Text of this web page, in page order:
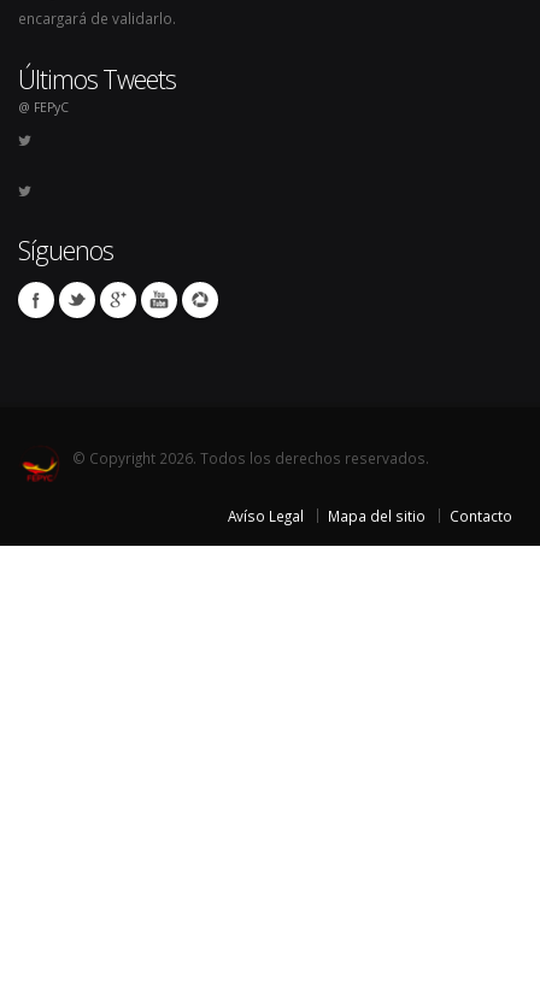
encargará de validarlo.
Últimos Tweets
@ FEPyC
Síguenos
© Copyright 2026. Todos los derechos reservados.
Avíso Legal Mapa del sitio Contacto